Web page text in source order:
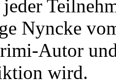
Nyncke
Autor
wird.